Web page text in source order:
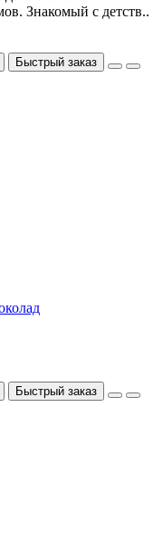
Знакомый с детств..
Быстрый заказ
Быстрый заказ